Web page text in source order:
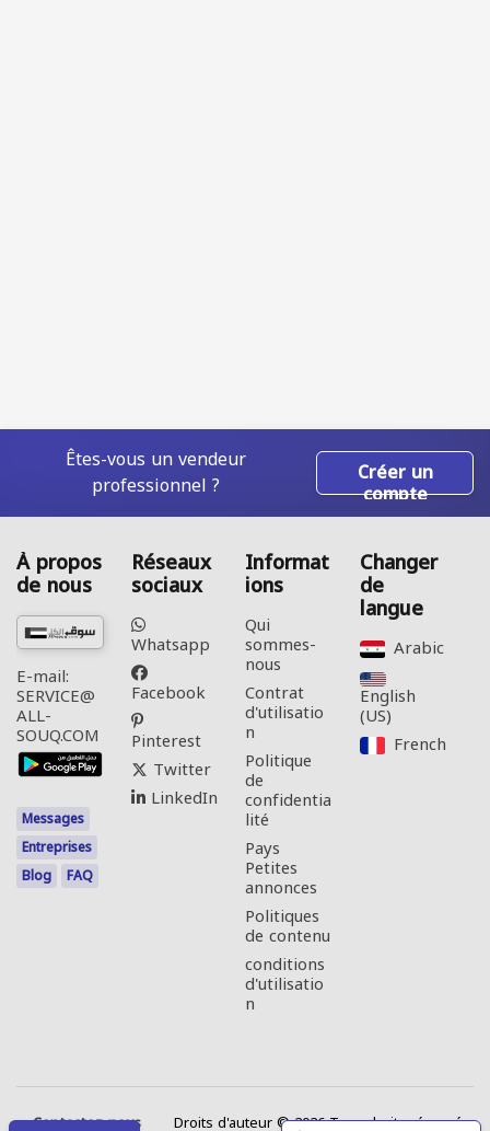
Êtes-vous un vendeur
professionnel ? Créer un
compte
À propos
de nous
E-mail:
SERVICE@
ALL-
SOUQ.COM
Messages
Entreprises
Blog
FAQ
Réseaux
sociaux
Whatsapp
Facebook
Pinterest
Twitter
LinkedIn
Informat
ions
Qui
sommes-
nous
Contrat
d'utilisatio
n
Politique
de
confidentia
lité
Pays
Petites
annonces
Politiques
de contenu
conditions
d'utilisatio
n
Changer
de
langue
Arabic‎
English
(US)‎
French‎
Contactez-nous Droits d'auteur © 2026 Tous droits réservés.